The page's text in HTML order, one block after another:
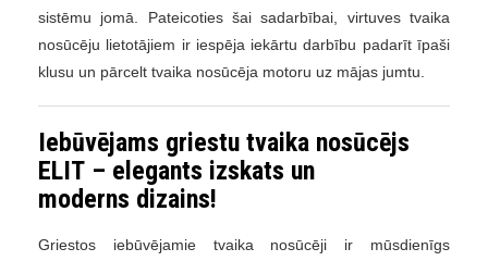
sistēmu jomā. Pateicoties šai sadarbībai, virtuves tvaika
nosūcēju lietotājiem ir iespēja iekārtu darbību padarīt īpaši
klusu un pārcelt tvaika nosūcēja motoru uz mājas jumtu.
Iebūvējams griestu tvaika nosūcējs
ELIT – elegants izskats un
moderns dizains!
Griestos iebūvējamie tvaika nosūcēji ir mūsdienīgs